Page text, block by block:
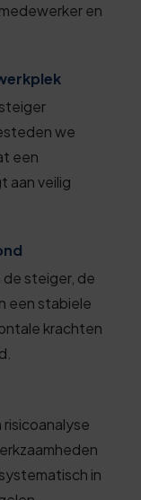
en
we
een
aan veilig
de steiger, de
een stabiele
krachten
in